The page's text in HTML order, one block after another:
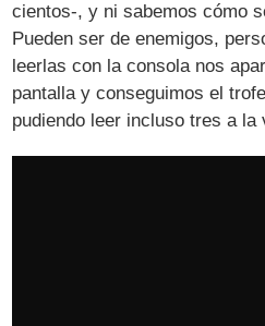
cientos-, y ni sabemos cómo
Pueden ser de enemigos,
leerlas con la consola nos
pantalla y conseguimos el
pudiendo leer incluso tres a la